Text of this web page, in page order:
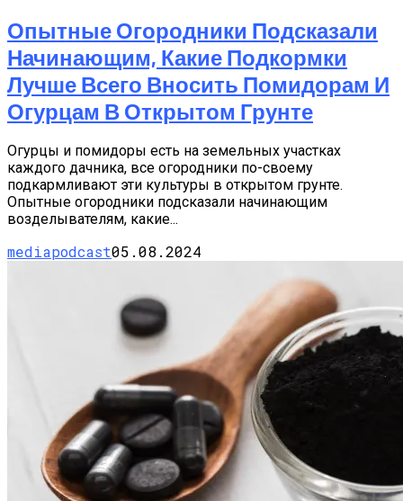
Опытные Огородники Подсказали
Начинающим, Какие Подкормки
Лучше Всего Вносить Помидорам И
Огурцам В Открытом Грунте
Огурцы и помидоры есть на земельных участках
каждого дачника, все огородники по-своему
подкармливают эти культуры в открытом грунте.
Опытные огородники подсказали начинающим
возделывателям, какие...
mediapodcast05.08.2024